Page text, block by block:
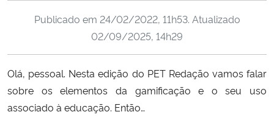
Ministério da Ciência, Tecnologia, Inovações e Comunicações
Ministério do Meio Ambiente
Publicado em 24/02/2022, 11h53. Atualizado
02/09/2025, 14h29
Olá, pessoal. Nesta edição do PET Redação vamos falar
sobre os elementos da gamificação e o seu uso
associado à educação. Então…